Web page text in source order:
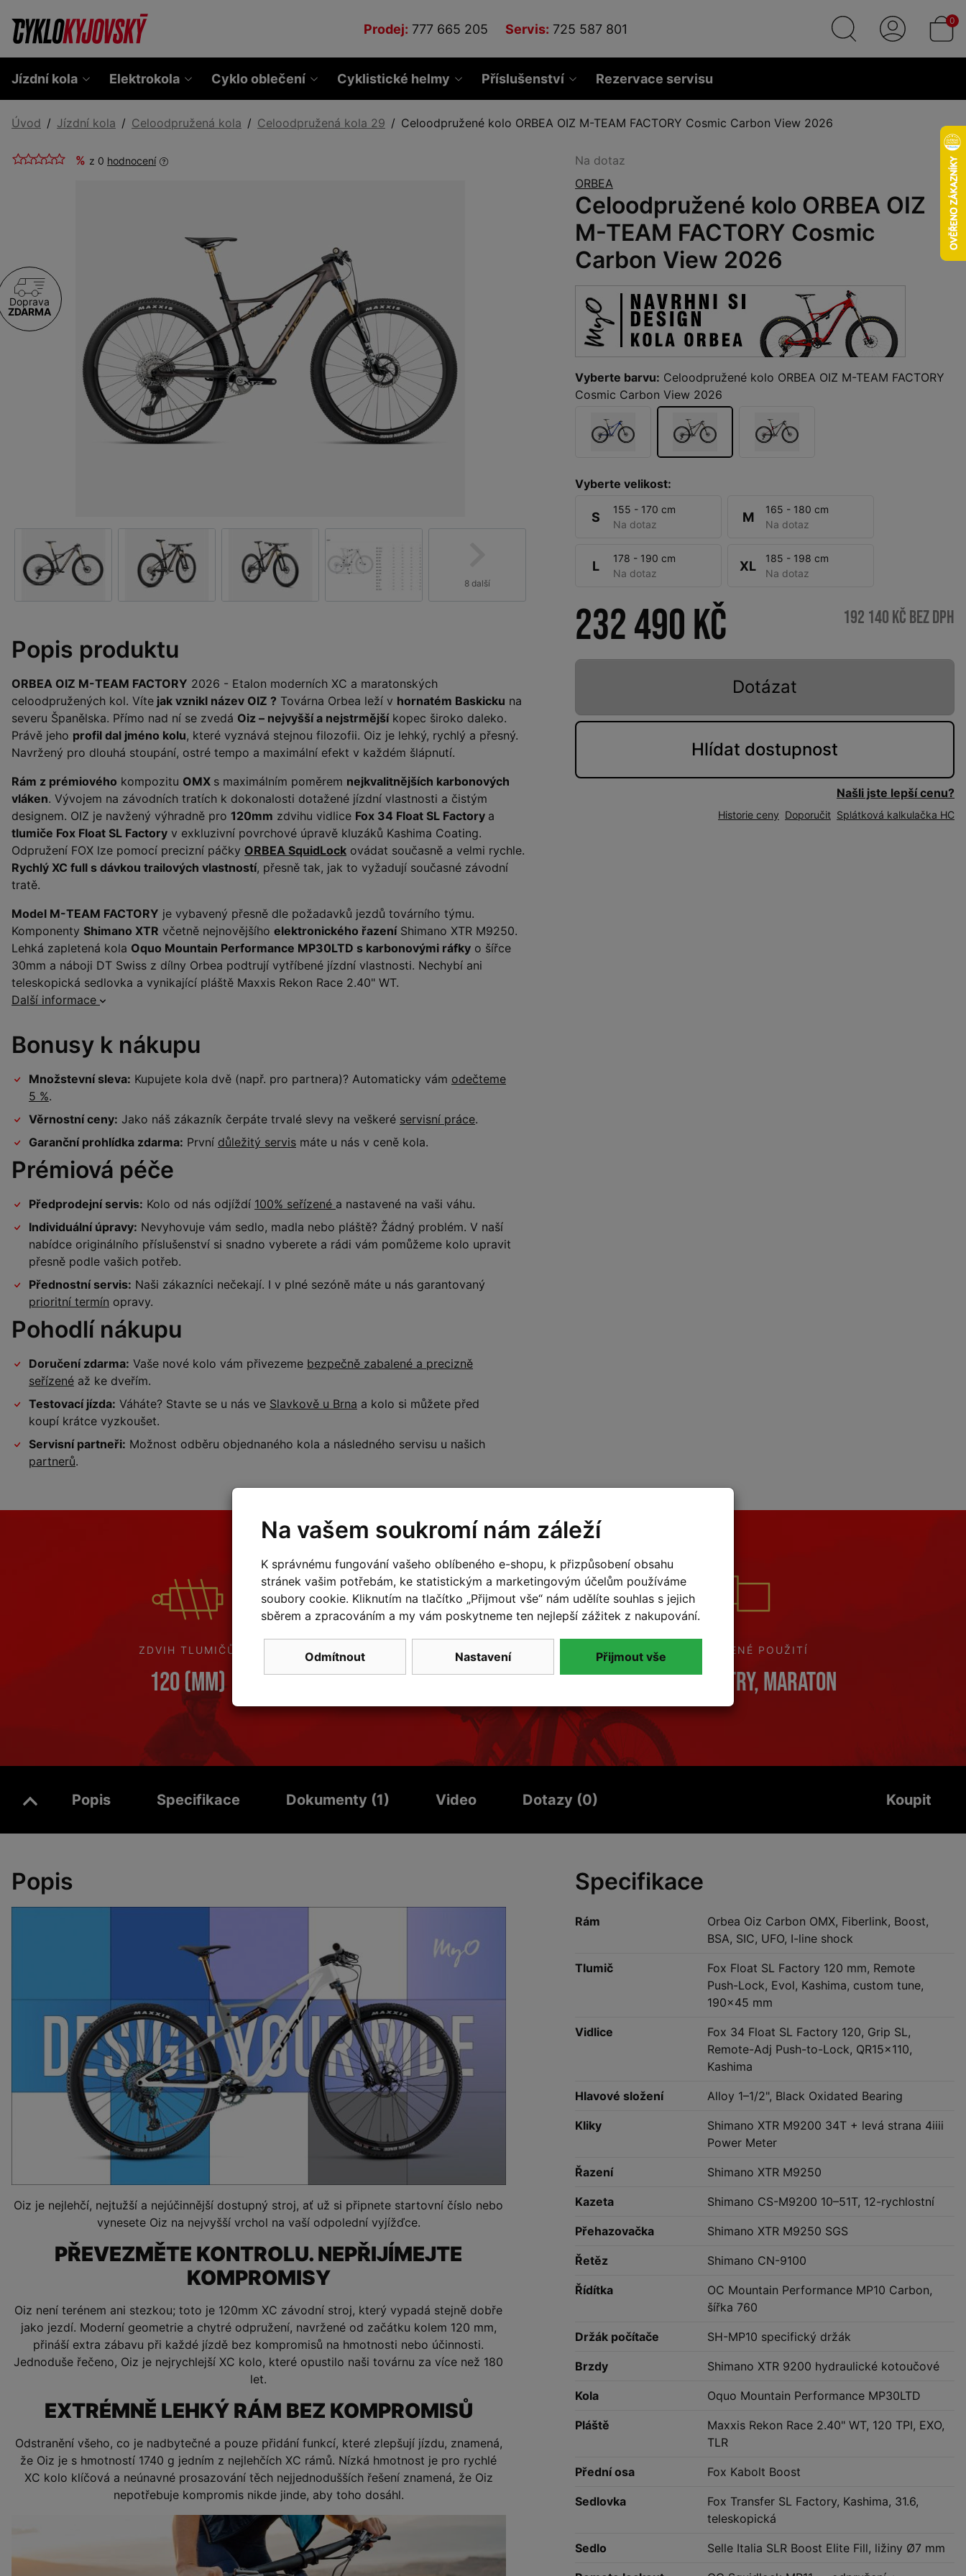
Prodej: 777 665 205 Servis: 725 587 801
0
Jízdní kola Elektrokola Cyklo oblečení Cyklistické helmy Příslušenství Rezervace servisu
Úvod Jízdní kola Celoodpružená kola Celoodpružená kola 29 Celoodpružené kolo ORBEA OIZ M-TEAM FACTORY Cosmic Carbon View 2026
% z 0 hodnocení
Doprava
ZDARMA
8 další
Popis produktu
ORBEA OIZ M-TEAM FACTORY 2026 - Etalon moderních XC a maratonských
celoodpružených kol. Víte jak vznikl název OIZ ? Továrna Orbea leží v hornatém Baskicku na
severu Španělska. Přímo nad ní se zvedá Oiz – nejvyšší a nejstrmějšíkopec široko daleko.
Právě jeho profil dal jméno kolu, které vyznává stejnou filozofii. Oiz je lehký, rychlý a přesný.
Navržený pro dlouhá stoupání, ostré tempo a maximální efekt v každém šlápnutí.
Rám z prémiového kompozitu OMX s maximálním poměrem nejkvalitnějších karbonových
vláken. Vývojem na závodních tratích k dokonalosti dotažené jízdní vlastnosti a čistým
designem. OIZ je navžený výhradně pro 120mm zdvihu vidlice Fox 34 Float SL Factory a
tlumiče Fox Float SL Factory v exkluzivní povrchové úpravě kluzáků Kashima Coating.
Odpružení FOX lze pomocí precizní páčky ORBEA SquidLock ovádat současně a velmi rychle.
Rychlý XC full s dávkou trailových vlastností, přesně tak, jak to vyžadují současné závodní
tratě.
Model M-TEAM FACTORY je vybavený přesně dle požadavků jezdů továrního týmu.
Komponenty Shimano XTR včetně nejnovějšího elektronického řazeníShimano XTR M9250.
Lehká zapletená kola Oquo Mountain Performance MP30LTD s karbonovými ráfky o šířce
30mm a náboji DT Swiss z dílny Orbea podtrují vytříbené jízdní vlastnosti. Nechybí ani
teleskopická sedlovka a vynikající pláště Maxxis Rekon Race 2.40" WT.
Další informace
Bonusy k nákupu
Množstevní sleva: Kupujete kola dvě (např. pro partnera)? Automaticky vám odečteme
5 %.
Věrnostní ceny: Jako náš zákazník čerpáte trvalé slevy na veškeré servisní práce.
Garanční prohlídka zdarma: První důležitý servis máte u nás v ceně kola.
Prémiová péče
Předprodejní servis: Kolo od nás odjíždí 100% seřízené a nastavené na vaši váhu.
Individuální úpravy: Nevyhovuje vám sedlo, madla nebo pláště? Žádný problém. V naší
nabídce originálního příslušenství si snadno vyberete a rádi vám pomůžeme kolo upravit
přesně podle vašich potřeb.
Přednostní servis: Naši zákazníci nečekají. I v plné sezóně máte u nás garantovaný
prioritní termín opravy.
Pohodlí nákupu
Doručení zdarma: Vaše nové kolo vám přivezeme bezpečně zabalené a precizně
seřízené až ke dveřím.
Testovací jízda: Váháte? Stavte se u nás ve Slavkově u Brna a kolo si můžete před
koupí krátce vyzkoušet.
Servisní partneři: Možnost odběru objednaného kola a následného servisu u našich
partnerů.
Na dotaz
ORBEA
Celoodpružené kolo ORBEA OIZ
M-TEAM FACTORY Cosmic
Carbon View 2026
Vyberte barvu: Celoodpružené kolo ORBEA OIZ M-TEAM FACTORY
Cosmic Carbon View 2026
Vyberte velikost:
S
155 - 170 cm
Na dotaz
M
165 - 180 cm
Na dotaz
L
178 - 190 cm
Na dotaz
XL
185 - 198 cm
Na dotaz
232 490 Kč 192 140 Kč bez DPH
Dotázat
Hlídat dostupnost
Našli jste lepší cenu?
Historie ceny Doporučit Splátková kalkulačka HC
ZDVIH TLUMIČŮ
120 (mm)
MATERIÁL RÁMU
Karbon
DOPORUČENÉ POUŽITÍ
Cross Coutry, Maraton
Popis Specifikace Dokumenty (1) Video Dotazy (0) Koupit
Popis
Oiz je nejlehčí, nejtužší a nejúčinnější dostupný stroj, ať už si připnete startovní číslo nebo
vynesete Oiz na nejvyšší vrchol na vaší odpolední vyjížďce.
PŘEVEZMĚTE KONTROLU. NEPŘIJÍMEJTE
KOMPROMISY
Oiz není terénem ani stezkou; toto je 120mm XC závodní stroj, který vypadá stejně dobře
jako jezdí. Moderní geometrie a chytré odpružení, navržené od začátku kolem 120 mm,
přináší extra zábavu při každé jízdě bez kompromisů na hmotnosti nebo účinnosti.
Jednoduše řečeno, Oiz je nejrychlejší XC kolo, které opustilo naši továrnu za více než 180
let.
EXTRÉMNĚ LEHKÝ RÁM BEZ KOMPROMISŮ
Odstranění všeho, co je nadbytečné a pouze přidání funkcí, které zlepšují jízdu, znamená,
že Oiz je s hmotností 1740 g jedním z nejlehčích XC rámů. Nízká hmotnost je pro rychlé
XC kolo klíčová a neúnavné prosazování těch nejjednodušších řešení znamená, že Oiz
nepotřebuje kompromis nikde jinde, aby toho dosáhl.
Specifikace
Rám
Orbea Oiz Carbon OMX, Fiberlink, Boost,
BSA, SIC, UFO, I-line shock
Tlumič
Fox Float SL Factory 120 mm, Remote
Push-Lock, Evol, Kashima, custom tune,
190×45 mm
Vidlice
Fox 34 Float SL Factory 120, Grip SL,
Remote-Adj Push-to-Lock, QR15×110,
Kashima
Hlavové složení Alloy 1–1/2", Black Oxidated Bearing
Kliky
Shimano XTR M9200 34T + levá strana 4iiii
Power Meter
Řazení Shimano XTR M9250
Kazeta Shimano CS-M9200 10–51T, 12-rychlostní
Přehazovačka Shimano XTR M9250 SGS
Řetěz Shimano CN-9100
Řídítka
OC Mountain Performance MP10 Carbon,
šířka 760
Držák počítače SH-MP10 specifický držák
Brzdy Shimano XTR 9200 hydraulické kotoučové
Kola Oquo Mountain Performance MP30LTD
Pláště
Maxxis Rekon Race 2.40" WT, 120 TPI, EXO,
TLR
Přední osa Fox Kabolt Boost
Sedlovka
Fox Transfer SL Factory, Kashima, 31.6,
teleskopická
Sedlo Selle Italia SLR Boost Elite Fill, ližiny Ø7 mm
Na vašem soukromí nám záleží
K správnému fungování vašeho oblíbeného e-shopu, k přizpůsobení obsahu
stránek vašim potřebám, ke statistickým a marketingovým účelům používáme
soubory cookie. Kliknutím na tlačítko „Přijmout vše“ nám udělíte souhlas s jejich
sběrem a zpracováním a my vám poskytneme ten nejlepší zážitek z nakupování.
Odmítnout Nastavení Přijmout vše